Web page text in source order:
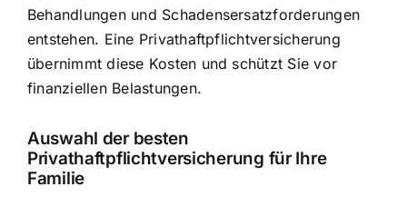
Behandlungen und Schadensersatzforderungen
entstehen. Eine Privathaftpflichtversicherung
übernimmt diese Kosten und schützt Sie vor
finanziellen Belastungen.
Auswahl der besten
Privathaftpflichtversicherung für Ihre
Familie